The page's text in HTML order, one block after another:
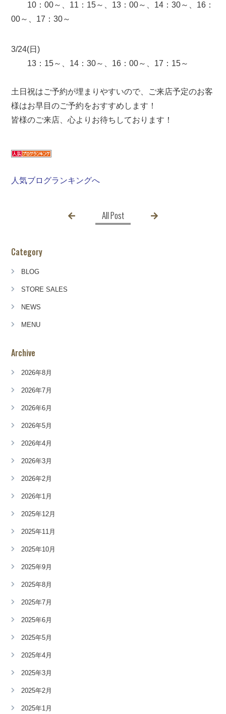
10：00～、11：15～、13：00～、14：30～、16：
00～、17：30～
3/24(日)
13：15～、14：30～、16：00～、17：15～
土日祝はご予約が埋まりやすいので、ご来店予定のお客
様はお早目のご予約をおすすめします！
皆様のご来店、心よりお待ちしております！
人気ブログランキングへ
All Post
Category
BLOG
STORE SALES
NEWS
MENU
Archive
2026年8月
2026年7月
2026年6月
2026年5月
2026年4月
2026年3月
2026年2月
2026年1月
2025年12月
2025年11月
2025年10月
2025年9月
2025年8月
2025年7月
2025年6月
2025年5月
2025年4月
2025年3月
2025年2月
2025年1月